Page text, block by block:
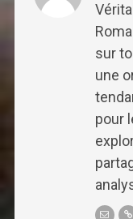
sur
une
pour